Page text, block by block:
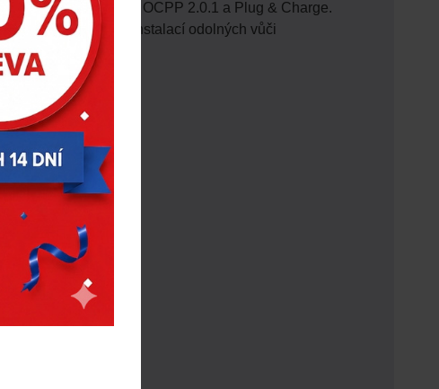
OCPP 1.6, OCPP 2.0.1 a Plug & Charge.
včetně venkovních instalací odolných vůči